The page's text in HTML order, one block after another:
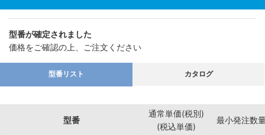
型番が確定されました
価格をご確認の上、ご注文ください
型番リスト カタログ
型番
通常単価(税別)
(税込単価)
最小発注数